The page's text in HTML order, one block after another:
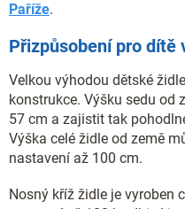
Paříže.
Přizpůsobení pro dítě
Velkou výhodou dětské
konstrukce. Výšku sedu od
57 cm a zajistit tak
Výška celé židle od země
nastavení až 100 cm.
Nosný kříž židle je vyroben